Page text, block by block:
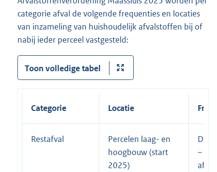
categorie afval de volgende frequenties en locaties
van inzameling van huishoudelijk afvalstoffen bij of
nabij ieder perceel vastgesteld:
Toon volledige tabel
Categorie Locatie
Restafval
Percelen laag- en
hoogbouw (start
2025)
–